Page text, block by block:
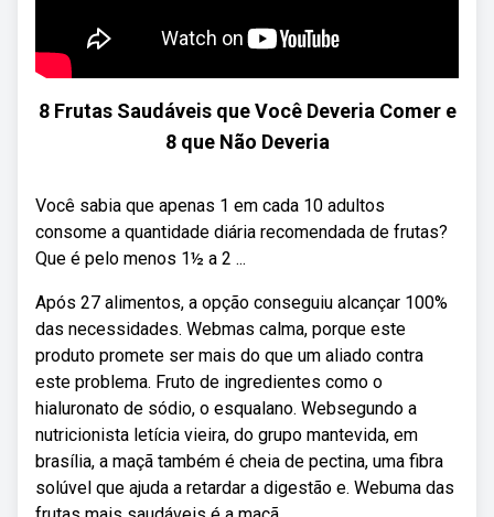
8 Frutas Saudáveis ​​que Você Deveria Comer e
8 que Não Deveria
Você sabia que apenas 1 em cada 10 adultos
consome a quantidade diária recomendada de frutas?
Que é pelo menos 1½ a 2 ...
Após 27 alimentos, a opção conseguiu alcançar 100%
das necessidades. Webmas calma, porque este
produto promete ser mais do que um aliado contra
este problema. Fruto de ingredientes como o
hialuronato de sódio, o esqualano. Websegundo a
nutricionista letícia vieira, do grupo mantevida, em
brasília, a maçã também é cheia de pectina, uma fibra
solúvel que ajuda a retardar a digestão e. Webuma das